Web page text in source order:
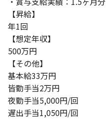
【昇給】
年1回
【想定年収】
500万円
【その他】
基本給33万円
皆勤手当2万円
夜勤手当5,000円/回
遅出手当1,050円/回